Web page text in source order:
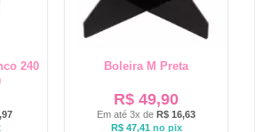
240
Boleira M Preta
R$ 49,90
Em até 3x de R$ 16,63
R$47,41 no pix